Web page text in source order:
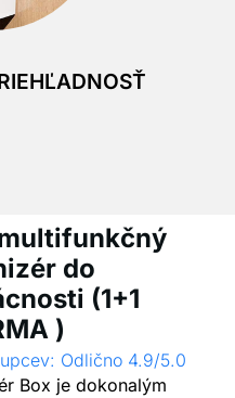
do
(1+1
)
Odlično 4.9/5.0
Box je dokonalým